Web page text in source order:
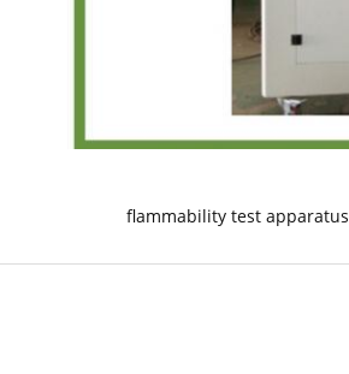
flammability test apparatus